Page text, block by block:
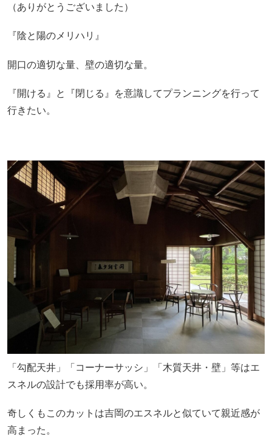
（ありがとうございました）
『陰と陽のメリハリ』
開口の適切な量、壁の適切な量。
『開ける』と『閉じる』を意識してプランニングを行って
行きたい。
「勾配天井」「コーナーサッシ」「木質天井・壁」等はエ
スネルの設計でも採用率が高い。
奇しくもこのカットは吉岡のエスネルと似ていて親近感が
高まった。